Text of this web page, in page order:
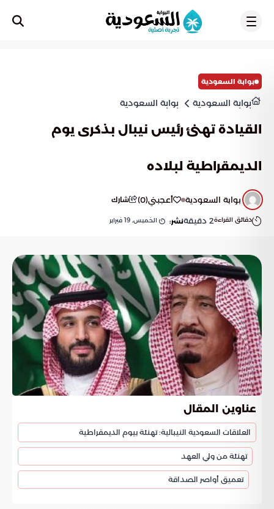
بوابة السعودية
بوابة السعودية بوابة السعودية
القيادة تهنئ رئيس نيبال بذكرى يوم
الديمقراطية لبلاده
بوابة السعودية أعجبني(
0
) شارك
دقائق القراءة2 دقيقةنشر: الخميس, 19 فبراير
عناوين المقال
العلاقات السعودية النيبالية: تهنئة بيوم الديمقراطية
تهنئة من ولي العهد
تعميق أواصر الصداقة